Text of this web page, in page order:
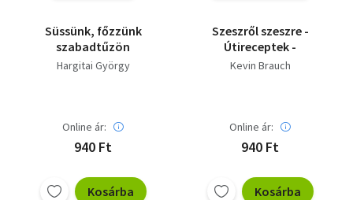
Süssünk, főzzünk
szabadtűzön
Hargitai György
Online ár:
940 Ft
Kosárba
Szeszről szeszre -
Útireceptek -
Kevin Brauch
Online ár:
940 Ft
Kosárba